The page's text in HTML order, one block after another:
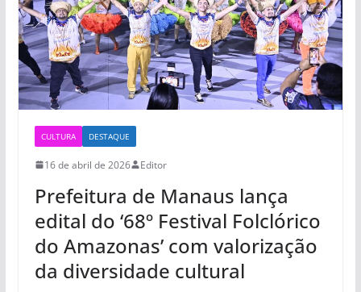
CULTURA DESTAQUE
16 de abril de 2026 Editor
Prefeitura de Manaus lança
edital do ‘68º Festival Folclórico
do Amazonas’ com valorização
da diversidade cultural